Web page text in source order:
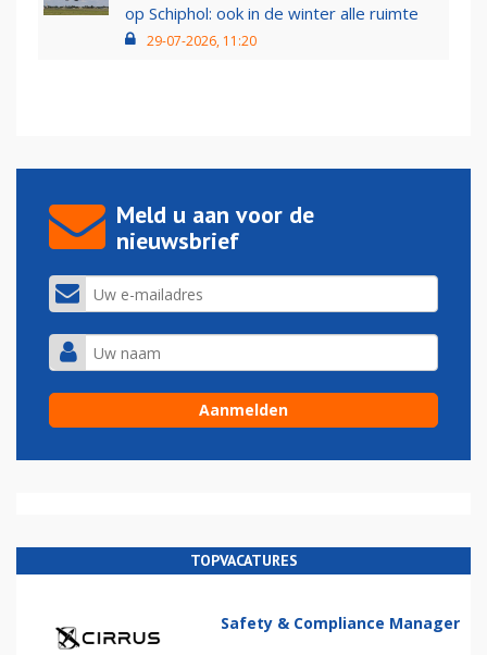
op Schiphol: ook in de winter alle ruimte
29-07-2026, 11:20
Meld u aan voor de
nieuwsbrief
TOPVACATURES
Safety & Compliance Manager